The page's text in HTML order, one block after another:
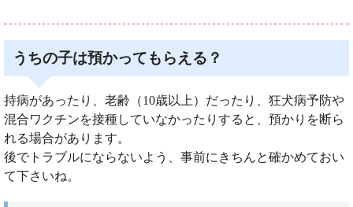
うちの子は預かってもらえる？
持病があったり、老齢（10歳以上）だったり、狂犬病予防や
混合ワクチンを接種していなかったりすると、預かりを断ら
れる場合があります。
後でトラブルにならないよう、事前にきちんと確かめておい
て下さいね。